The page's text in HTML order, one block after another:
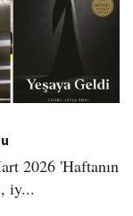
2026 'Haftanın
iy...